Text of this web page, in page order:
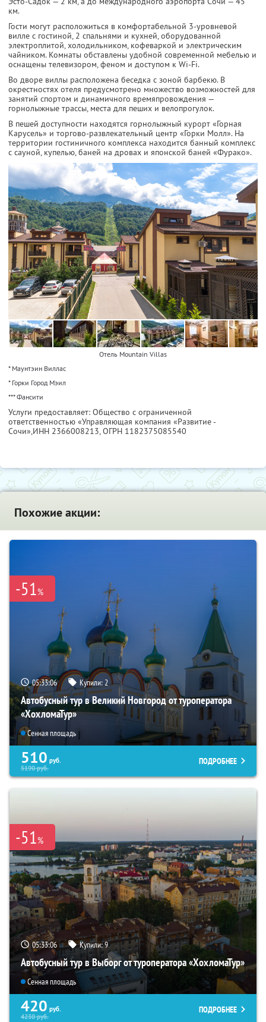
км.
Гости могут расположиться в комфортабельной 3-уровневой
вилле с гостиной, 2 спальнями и кухней, оборудованной
электроплитой, холодильником, кофеваркой и электрическим
чайником. Комнаты обставлены удобной современной мебелью и
оснащены телевизором, феном и доступом к Wi-Fi.
Во дворе виллы расположена беседка с зоной барбекю. В
окрестностях отеля предусмотрено множество возможностей для
занятий спортом и динамичного времяпровождения —
горнолыжные трассы, места для пеших и велопрогулок.
В пешей доступности находятся горнолыжный курорт «Горная
Карусель» и торгово-развлекательный центр «Горки Молл». На
территории гостиничного комплекса находится банный комплекс
с сауной, купелью, баней на дровах и японской баней «Фурако».
Отель Mountain Villas
* Маунтэин Виллас
* Горки Город Мэил
*** Фансити
Услуги предоставляет: Общество с ограниченной
ответственностью «Управляющая компания «Развитие -
Сочи»,ИНН 2366008213, ОГРН 1182375085540
Похожие акции:
-51%
05:33:04 Купили:2
Автобусный тур в Великий Новгород от туроператора
«ХохломаТур»
Сенная площадь
510 руб.
5190руб.
ПОДРОБНЕЕ
-51%
05:33:04 Купили:9
Автобусный тур в Выборг от туроператора «ХохломаТур»
Сенная площадь
420 руб.
4230руб.
ПОДРОБНЕЕ